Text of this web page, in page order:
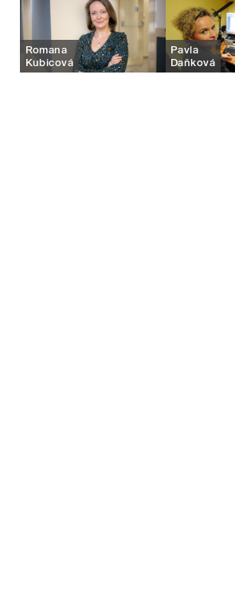
Romana
Kubicová
Pavla
Daňková